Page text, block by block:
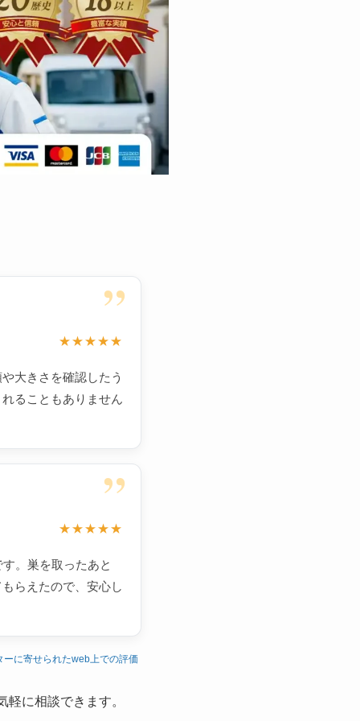
”
★★★★★
大きさを確認したう
ることもありません
”
★★★★★
。巣を取ったあと
らえたので、安心し
ーに寄せられたweb上での評価
に相談できます。